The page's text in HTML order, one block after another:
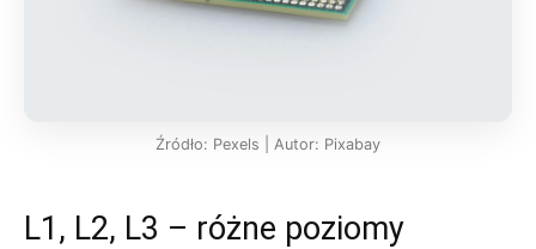
Źródło: Pexels | Autor: Pixabay
L1, L2, L3 – różne poziomy